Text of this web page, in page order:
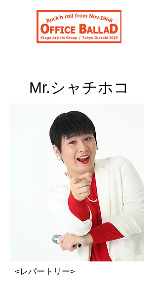
Mr.シャチホコ
<レパートリー>